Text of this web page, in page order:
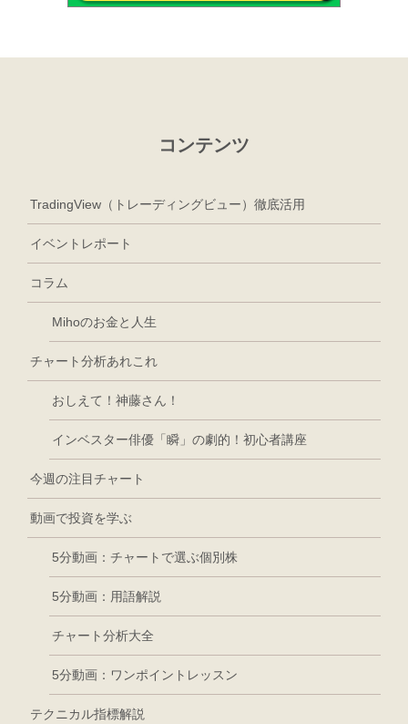
コンテンツ
TradingView（トレーディングビュー）徹底活用
イベントレポート
コラム
Mihoのお金と人生
チャート分析あれこれ
おしえて！神藤さん！
インベスター俳優「瞬」の劇的！初心者講座
今週の注目チャート
動画で投資を学ぶ
5分動画：チャートで選ぶ個別株
5分動画：用語解説
チャート分析大全
5分動画：ワンポイントレッスン
テクニカル指標解説